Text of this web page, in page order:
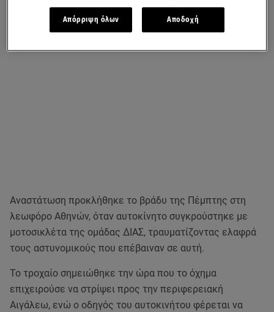
Αναστάτωση προκλήθηκε το βράδυ της Πέμπτης στη
λεωφόρο Αθηνών, όταν αυτοκίνητο συγκρούστηκε με
μοτοσικλέτα της ομάδας ΔΙΑΣ, τραυματίζοντας ελαφρά
τους αστυνομικούς που επέβαιναν σε αυτή.
Το τροχαίο σημειώθηκε την ώρα που το όχημα
επιχειρούσε να στρίψει προς την περιφερειακή
Αιγάλεω, ενώ ο οδηγός του αυτοκινήτου φέρεται να
Απόρριψη όλων Αποδοχή